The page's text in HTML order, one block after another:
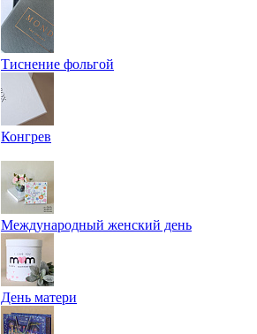
Тиснение фольгой
Конгрев
Международный женский день
День матери